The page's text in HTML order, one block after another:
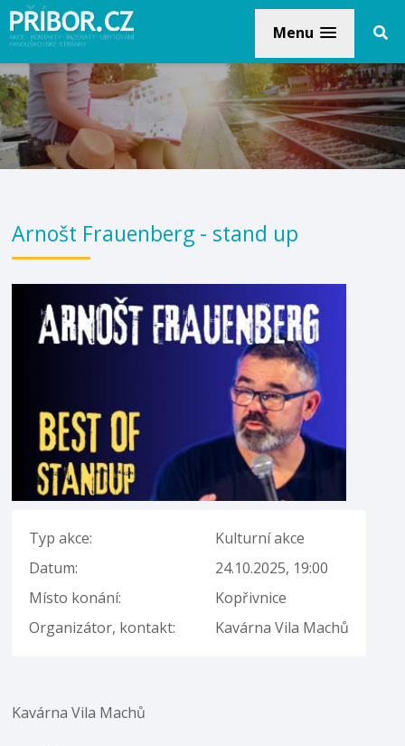
Menu
Arnošt Frauenberg - stand up
Typ akce:
Kulturní akce
Datum:
24.10.2025, 19:00
Místo konání:
Kopřivnice
Organizátor, kontakt:
Kavárna Vila Machů
Kavárna Vila Machů